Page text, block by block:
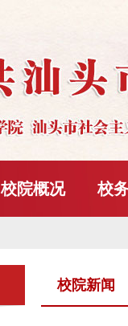
校院概况 校
校院新闻